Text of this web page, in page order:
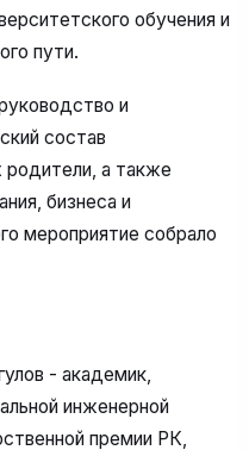
обучения и
пути.
и
состав
родители, а также
бизнеса и
мероприятие собрало
- академик,
инженерной
премии РК,